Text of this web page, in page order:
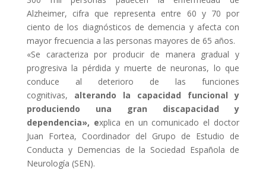
Alzheimer, cifra que representa entre 60 y 70 por
ciento de los diagnósticos de demencia y afecta con
mayor frecuencia a las personas mayores de 65 años.
«Se caracteriza por producir de manera gradual y
progresiva la pérdida y muerte de neuronas, lo que
conduce al deterioro de las funciones
cognitivas, alterando la capacidad funcional y
produciendo una gran discapacidad y
dependencia», explica en un comunicado el doctor
Juan Fortea, Coordinador del Grupo de Estudio de
Conducta y Demencias de la Sociedad Española de
Neurología (SEN).